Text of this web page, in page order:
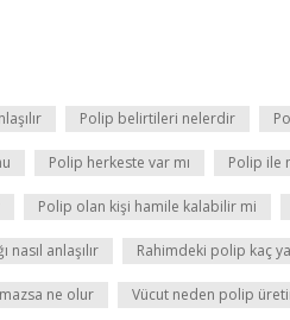
Polip belirtileri nelerdir
Polip herkeste var mı Polip ile
Polip olan kişi hamile kalabilir mi
nasıl anlaşılır Rahimdeki polip kaç
ne olur Vücut neden polip